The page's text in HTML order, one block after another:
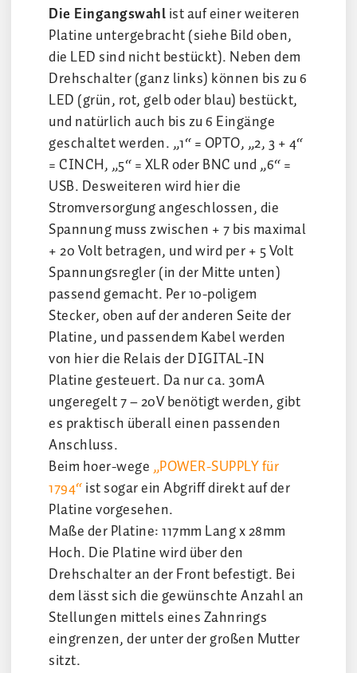
Die Eingangswahlist auf einer weiteren
Platine untergebracht (siehe Bild oben,
die LED sind nicht bestückt). Neben dem
Drehschalter (ganz links) können bis zu 6
LED (grün, rot, gelb oder blau) bestückt,
und natürlich auch bis zu 6 Eingänge
geschaltet werden. „1“ = OPTO, „2, 3 + 4“
= CINCH, „5“ = XLR oder BNC und „6“ =
USB. Desweiteren wird hier die
Stromversorgung angeschlossen, die
Spannung muss zwischen + 7 bis maximal
+ 20 Volt betragen, und wird per + 5 Volt
Spannungsregler (in der Mitte unten)
passend gemacht. Per 10-poligem
Stecker, oben auf der anderen Seite der
Platine, und passendem Kabel werden
von hier die Relais der DIGITAL-IN
Platine gesteuert. Da nur ca. 30mA
ungeregelt 7 – 20V benötigt werden, gibt
es praktisch überall einen passenden
Anschluss.
Beim hoer-wege„POWER-SUPPLY für
1794“ist sogar ein Abgriff direkt auf der
Platine vorgesehen.
Maße der Platine: 117mm Lang x 28mm
Hoch. Die Platine wird über den
Drehschalter an der Front befestigt. Bei
dem lässt sich die gewünschte Anzahl an
Stellungen mittels eines Zahnrings
eingrenzen, der unter der großen Mutter
sitzt.